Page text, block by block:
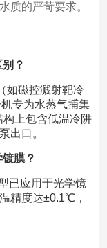
质的严苛要求。
？
如磁控溅射靶冷
专为水蒸气捕集
上包含低温冷阱
出口。
膜？
已应用于光学镜
精度达±0.1℃，